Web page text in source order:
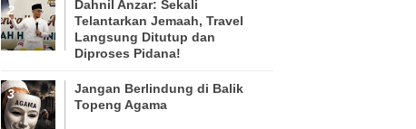
Dahnil Anzar: Sekali
Telantarkan Jemaah, Travel
Langsung Ditutup dan
Diproses Pidana!
Jangan Berlindung di Balik
Topeng Agama